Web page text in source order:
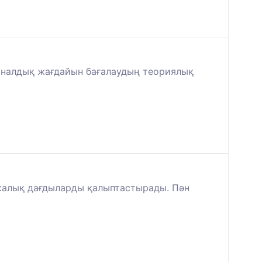
жағдайын бағалаудың теориялық
дағдыларды қалыптастырады. Пән